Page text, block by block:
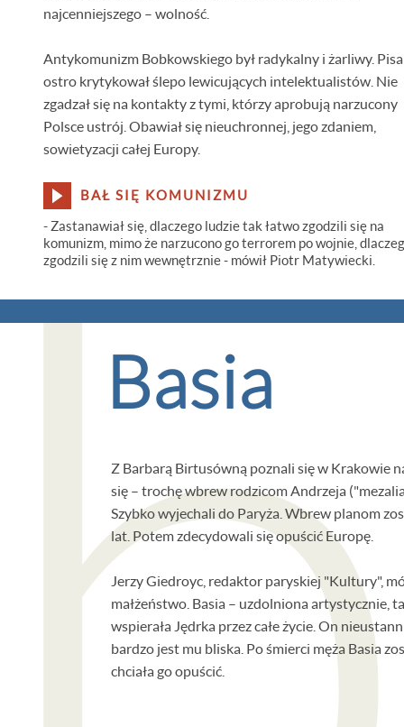
najcenniejszego – wolność.
Antykomunizm Bobkowskiego był radykalny i żarliwy.
ostro krytykował ślepo lewicujących intelektualistów. Nie
zgadzał się na kontakty z tymi, którzy aprobują narzucony
Polsce ustrój. Obawiał się nieuchronnej, jego zdaniem,
sowietyzacji całej Europy.
BAŁ SIĘ KOMUNIZMU
- Zastanawiał się, dlaczego ludzie tak łatwo zgodzili się na
komunizm, mimo że narzucono go terrorem po wojnie,
zgodzili się z nim wewnętrznie - mówił Piotr Matywiecki.
Basia
Z Barbarą Birtusówną poznali się w Krakowie
się – trochę wbrew rodzicom Andrzeja
Szybko wyjechali do Paryża. Wbrew planom
lat. Potem zdecydowali się opuścić Europę.
Jerzy Giedroyc, redaktor paryskiej "Kultury",
małżeństwo. Basia – uzdolniona artystycznie,
wspierała Jędrka przez całe życie. On
bardzo jest mu bliska. Po śmierci męża Basia
chciała go opuścić.